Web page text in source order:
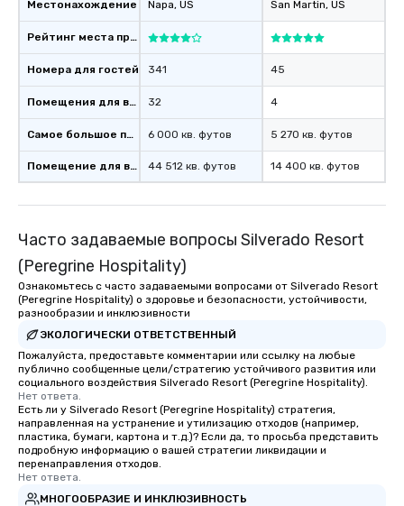
Местонахождение
Рейтинг места проведения
Номера для гостей
Помещения для встреч
Самое большое помещение
Помещение для встречи
Napa, US
341
32
6 000 кв. футов
44 512 кв. футов
San Martin, US
45
4
5 270 кв. футов
14 400 кв. футов
Часто задаваемые вопросы Silverado Resort
(Peregrine Hospitality)
Ознакомьтесь с часто задаваемыми вопросами от Silverado Resort
(Peregrine Hospitality) о здоровье и безопасности, устойчивости,
разнообразии и инклюзивности
ЭКОЛОГИЧЕСКИ ОТВЕТСТВЕННЫЙ
Пожалуйста, предоставьте комментарии или ссылку на любые
публично сообщенные цели/стратегию устойчивого развития или
социального воздействия Silverado Resort (Peregrine Hospitality).
Нет ответа.
Есть ли у Silverado Resort (Peregrine Hospitality) стратегия,
направленная на устранение и утилизацию отходов (например,
пластика, бумаги, картона и т.д.)? Если да, то просьба представить
подробную информацию о вашей стратегии ликвидации и
перенаправления отходов.
Нет ответа.
МНОГООБРАЗИЕ И ИНКЛЮЗИВНОСТЬ